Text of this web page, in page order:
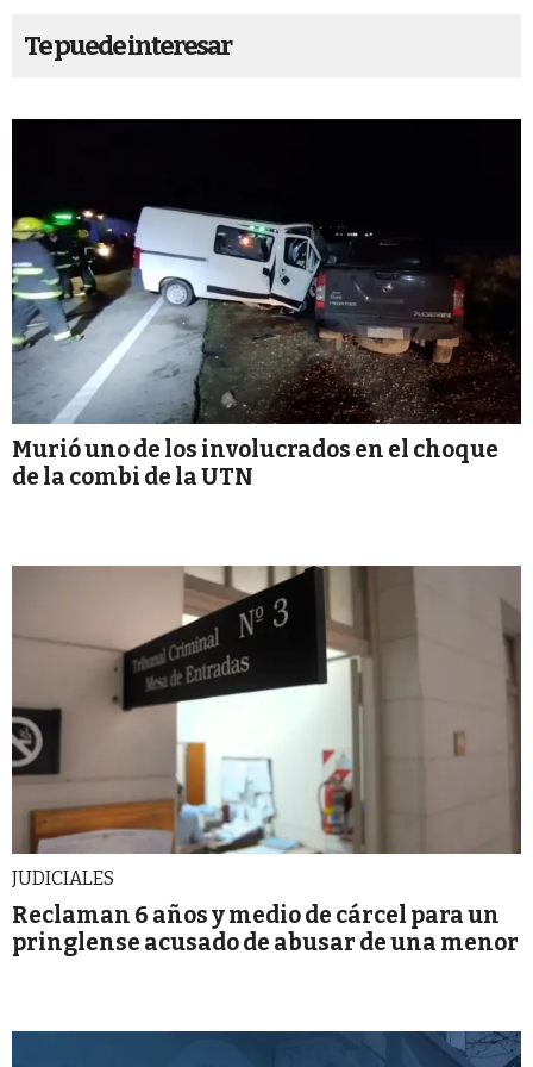
Te puede interesar
Murió uno de los involucrados en el choque
de la combi de la UTN
JUDICIALES
Reclaman 6 años y medio de cárcel para un
pringlense acusado de abusar de una menor